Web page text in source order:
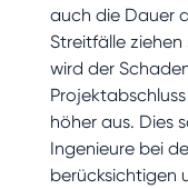
auch die Dauer
Streitfälle
wird der
höher aus. Dies
Ingenieure bei
berücksichtigen